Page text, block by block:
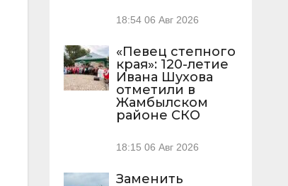
18:54 06 Авг 2026
«Певец степного
края»: 120-летие
Ивана Шухова
отметили в
Жамбылском
районе СКО
18:15 06 Авг 2026
Заменить